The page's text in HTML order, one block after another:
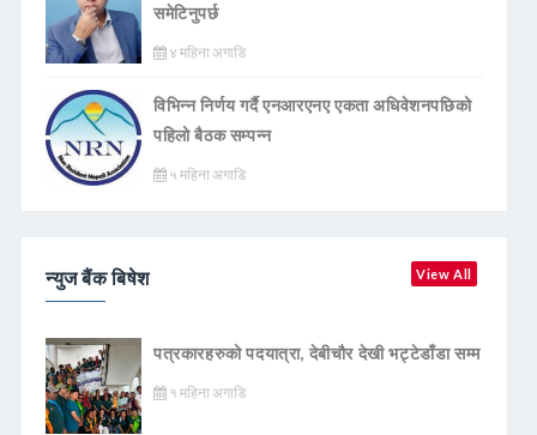
समेटिनुपर्छ
४ महिना अगाडि
विभिन्न निर्णय गर्दै एनआरएनए एकता अधिवेशनपछिको
पहिलो बैठक सम्पन्न
५ महिना अगाडि
न्युज बैंक बिषेश View All
पत्रकारहरुको पदयात्रा, देबीचौर देखी भट्टेडाँडा सम्म
१ महिना अगाडि